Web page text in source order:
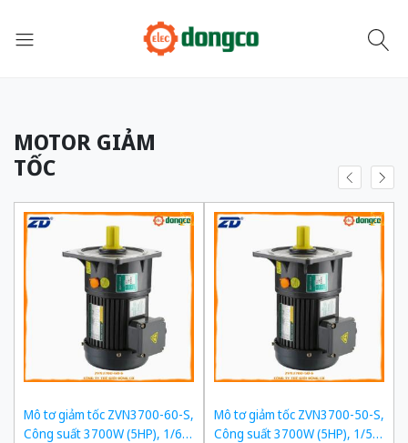
MOTOR GIẢM
TỐC
Mô tơ giảm tốc ZVN3700-60-S,
Công suất 3700W (5HP), 1/60,
Mô tơ giảm tốc ZVN3700-50-S,
Công suất 3700W (5HP), 1/50,